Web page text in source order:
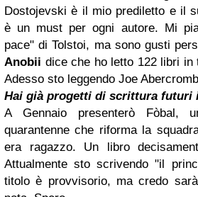
Dostojevski è il mio prediletto e il
è un must per ogni autore. Mi
pace" di Tolstoi, ma sono gusti
Anobii dice che ho letto 122 libri in
Adesso sto leggendo Joe
Hai già progetti di scrittura futuri
A Gennaio presenterò Fòbal,
quarantenne che riforma la
era ragazzo. Un libro
Attualmente sto scrivendo "il
titolo è provvisorio, ma credo